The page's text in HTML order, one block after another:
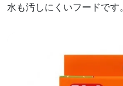
水も汚しにくいフードです。